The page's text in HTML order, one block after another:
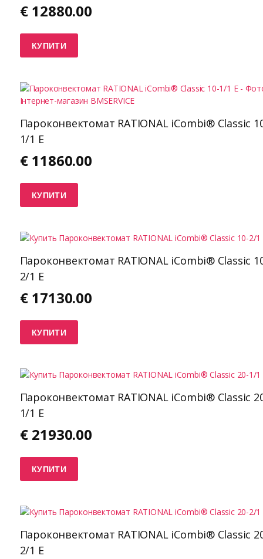
€ 12880.00
КУПИТИ
Пароконвектомат RATIONAL iCombi® Classic
1/1 E
€ 11860.00
КУПИТИ
Пароконвектомат RATIONAL iCombi® Classic
2/1 E
€ 17130.00
КУПИТИ
Пароконвектомат RATIONAL iCombi® Classic
1/1 E
€ 21930.00
КУПИТИ
Пароконвектомат RATIONAL iCombi® Classic
2/1 E